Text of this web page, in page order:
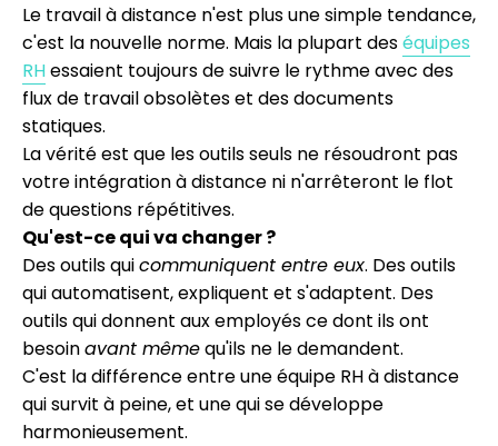
Le travail à distance n'est plus une simple tendance,
c'est la nouvelle norme. Mais la plupart deséquipes
RHessaient toujours de suivre le rythme avec des
flux de travail obsolètes et des documents
statiques.
La vérité est que les outils seuls ne résoudront pas
votre intégration à distance ni n'arrêteront le flot
de questions répétitives.
Qu'est-ce qui va changer ?
Des outils quicommuniquent entre eux. Des outils
qui automatisent, expliquent et s'adaptent. Des
outils qui donnent aux employés ce dont ils ont
besoinavant mêmequ'ils ne le demandent.
C'est la différence entre une équipe RH à distance
qui survit à peine, et une qui se développe
harmonieusement.